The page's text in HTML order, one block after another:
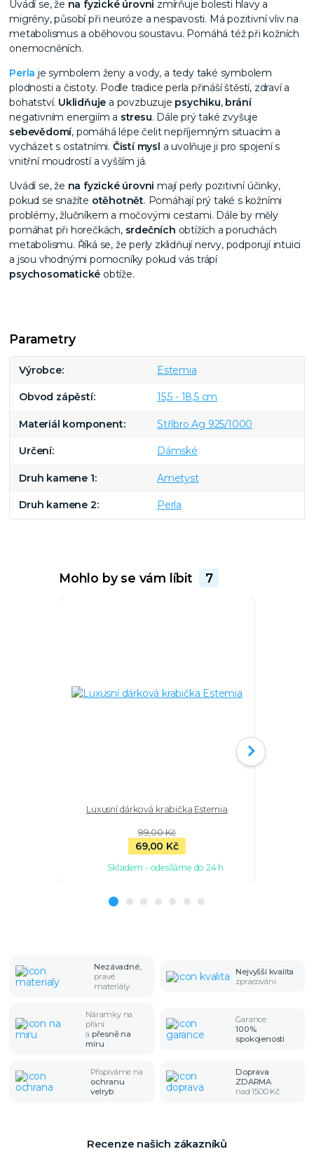
Uvádí se, že na fyzické úrovni zmírňuje bolesti hlavy a
migrény, působí při neuróze a nespavosti. Má pozitivní vliv na
metabolismus a oběhovou soustavu. Pomáhá též při kožních
onemocněních.
Perla je symbolem ženy a vody, a tedy také symbolem
plodnosti a čistoty. Podle tradice perla přináší štěstí, zdraví a
bohatství. Uklidňuje a povzbuzuje psychiku, brání
negativním energiím a stresu. Dále prý také zvyšuje
sebevědomí, pomáhá lépe čelit nepříjemným situacím a
vycházet s ostatními. Čistí mysl a uvolňuje ji pro spojení s
vnitřní moudrostí a vyšším já.
Uvádí se, že na fyzické úrovni mají perly pozitivní účinky,
pokud se snažíte otěhotnět. Pomáhají prý také s kožními
problémy, žlučníkem a močovými cestami. Dále by měly
pomáhat při horečkách, srdečních obtížích a poruchách
metabolismu. Říká se, že perly zklidňují nervy, podporují intuici
a jsou vhodnými pomocníky pokud vás trápí
psychosomatické obtíže.
Parametry
Výrobce Estemia
Obvod zápěstí 15,5 - 18,5 cm
Materiál komponent Stříbro Ag 925/1000
Určení Dámské
Druh kamene 1 Ametyst
Druh kamene 2 Perla
Mohlo by se vám líbit 7
Luxusní dárková krabička Estemia
99,00 Kč
69,00 Kč
Skladem - odesíláme do 24 h
Nezávadné,
pravé
materiály
Nejvyšší kvalita
zpracování
Náramky na
přání
a přesně na
míru
Garance
100%
spokojenosti
Přispíváme na
ochranu
velryb
Doprava
ZDARMA
nad 1500 Kč
Recenze našich zákazníků